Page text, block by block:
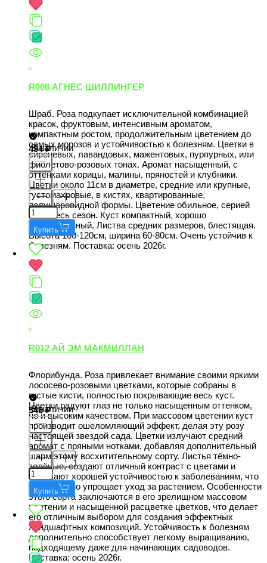
R008 АГНЕС ШИЛЛИНГЕР
Шраб. Роза подкупает исключительной комбинацией
красок, фруктовым, интенсивным ароматом,
компактным ростом, продолжительным цветением до
самых морозов и устойчивостью к болезням. Цветки в
сиреневых, лавандовых, мажентовых, пурпурных, или
фиолетово-розовых тонах. Аромат насыщенный, с
оттенками корицы, малины, пряностей и клубники.
Цветки около 11см в диаметре, средние или крупные,
густомахровые, в кистях, квартированные,
полушаровидной формы. Цветение обильное, серией
волн весь сезон. Куст компактный, хорошо
разветвленный. Листва средних размеров, блестящая.
Высота 100-120см, ширина 60-80см. Очень устойчив к
болезням. Поставка: осень 2026г.
В наличии
494
Купить
R012 АЙ ЭМ МАКМИЛЛАН
Флорибунда. Роза привлекает внимание своими яркими
лососево-розовыми цветками, которые собраны в
густые кисти, полностью покрывающие весь куст.
Цветки радуют глаз не только насыщенным оттенком,
но и высоким качеством. При массовом цветении куст
производит ошеломляющий эффект, делая эту розу
настоящей звездой сада. Цветки излучают средний
аромат с пряными нотками, добавляя дополнительный
шарм этому восхитительному сорту. Листья тёмно-
зелёные, создают отличный контраст с цветами и
обладают хорошей устойчивостью к заболеваниям, что
значительно упрощает уход за растением. Особенности
этого сорта заключаются в его зрелищном массовом
цветении и насыщенной расцветке цветков, что делает
его отличным выбором для создания эффектных
ландшафтных композиций. Устойчивость к болезням
дополнительно способствует легкому выращиванию,
подходящему даже для начинающих садоводов.
Поставка: осень 2026г.
В наличии
546
Купить